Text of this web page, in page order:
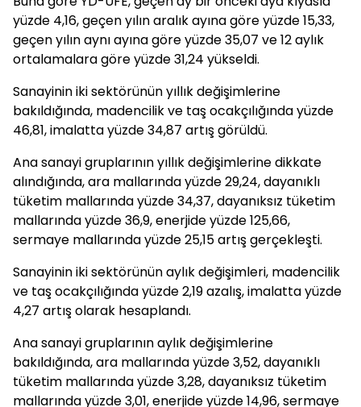
yüzde 4,16, geçen yılın aralık ayına göre yüzde 15,33,
geçen yılın aynı ayına göre yüzde 35,07 ve 12 aylık
ortalamalara göre yüzde 31,24 yükseldi.
Sanayinin iki sektörünün yıllık değişimlerine
bakıldığında, madencilik ve taş ocakçılığında yüzde
46,81, imalatta yüzde 34,87 artış görüldü.
Ana sanayi gruplarının yıllık değişimlerine dikkate
alındığında, ara mallarında yüzde 29,24, dayanıklı
tüketim mallarında yüzde 34,37, dayanıksız tüketim
mallarında yüzde 36,9, enerjide yüzde 125,66,
sermaye mallarında yüzde 25,15 artış gerçekleşti.
Sanayinin iki sektörünün aylık değişimleri, madencilik
ve taş ocakçılığında yüzde 2,19 azalış, imalatta yüzde
4,27 artış olarak hesaplandı.
Ana sanayi gruplarının aylık değişimlerine
bakıldığında, ara mallarında yüzde 3,52, dayanıklı
tüketim mallarında yüzde 3,28, dayanıksız tüketim
mallarında yüzde 3,01, enerjide yüzde 14,96, sermaye